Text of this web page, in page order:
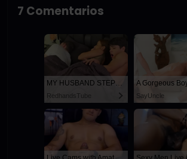
7 Comentarios
MY HUSBAND STEPSON MISTAKENLY GIVES ME IN THE ASS
RedhandsTube
A Gorgeous
SayUncle